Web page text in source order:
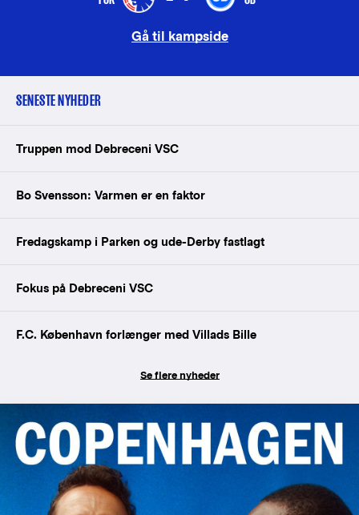
Gå til kampside
SENESTE NYHEDER
Truppen mod Debreceni VSC
Bo Svensson: Varmen er en faktor
Fredagskamp i Parken og ude-Derby fastlagt
Fokus på Debreceni VSC
F.C. København forlænger med Villads Bille
Se flere nyheder